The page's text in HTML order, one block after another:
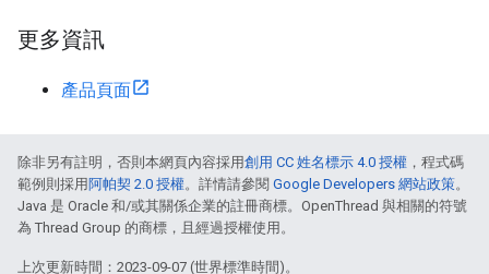
更多資訊
產品頁面
除非另有註明，否則本網頁內容採用創用 CC 姓名標示 4.0 授權 ，程式碼
範例則採用 阿帕契 2.0 授權。詳情請參閱 Google Developers 網站政策。
Java 是 Oracle 和/或其關係企業的註冊商標。OpenThread 與相關的符號
為 Thread Group 的商標，且經過授權使用。
上次更新時間：2023-09-07 (世界標準時間)。